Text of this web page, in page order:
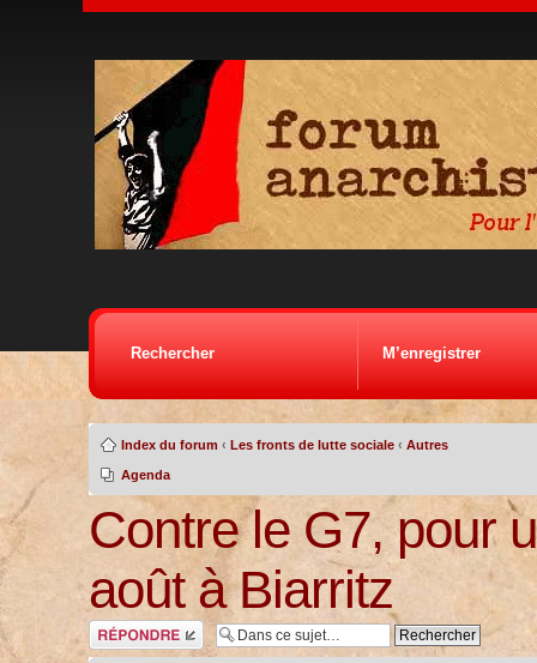
Rechercher M’enregistrer
Index du forum ‹ Les fronts de lutte sociale ‹ Autres
Agenda
Contre le G7, pour
août à Biarritz
Répondre